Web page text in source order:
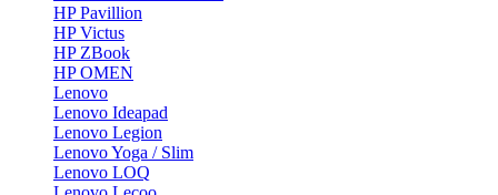
HP Pavillion
HP Victus
HP ZBook
HP OMEN
Lenovo
Lenovo Ideapad
Lenovo Legion
Lenovo Yoga / Slim
Lenovo LOQ